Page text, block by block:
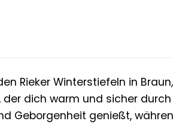
Rieker Winterstiefeln in
dich warm und sicher
Geborgenheit genießt,